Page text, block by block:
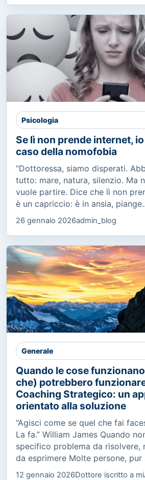
Psicologia
Se lì non prende internet,
caso della nomofobia
“Dottoressa, siamo disperati.
tutto: mare, natura, silenzio. Ma
vuole partire. Dice che lì non
è un capriccio: è in ansia,
26 gennaio 2026admin_blog
Generale
Quando le cose
che) potrebbero
Coaching Strategico: un
orientato alla soluzione
“Agisci come se quel che fai
La fa.” William James Quando
specifico problema da risolvere,
da esprimere Molte persone, pur
12 gennaio 2026Dottore iscritto a